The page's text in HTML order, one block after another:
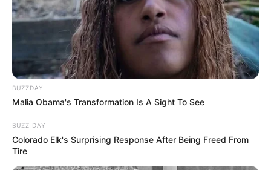
BUZZDAY
Malia Obama's Transformation Is A Sight To See
BUZZ DAY
Colorado Elk's Surprising Response After Being Freed From
Tire